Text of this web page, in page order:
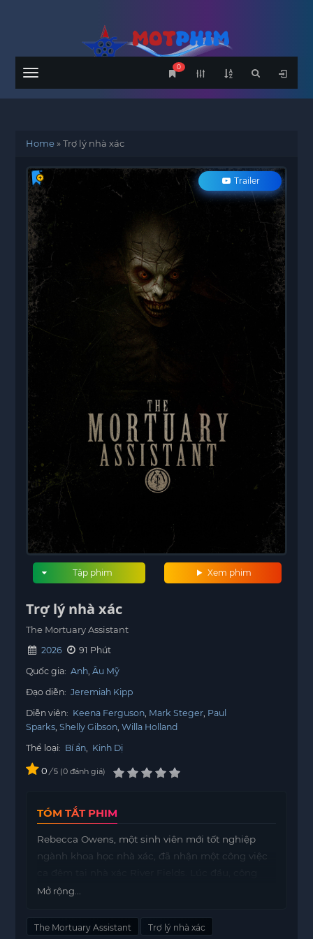
Menu
0
Home»Trợ lý nhà xác
Trailer
Xem phim
Tập phim
Trợ lý nhà xác
The Mortuary Assistant
2026
91 Phút
Quốc gia: Anh Âu Mỹ
Đạo diễn: Jeremiah Kipp
Diễn viên: Keena Ferguson Mark Steger Paul
Sparks Shelly Gibson Willa Holland
Thể loại: Bí ẩn Kinh Dị
0 / 5 0 đánh giá
TÓM TẮT PHIM
Rebecca Owens, một sinh viên mới tốt nghiệp
ngành khoa học nhà xác, đã nhận một công việc
việc có vẻ đơn giản với những nhiệm vụ như ướp
nhiên, khi bắt đầu làm việc vào ban đêm,
Mở rộng...
The Mortuary Assistant Trợ lý nhà xác